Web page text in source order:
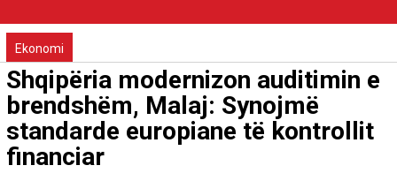
Ekonomi
Shqipëria modernizon auditimin e
brendshëm, Malaj: Synojmë
standarde europiane të kontrollit
financiar